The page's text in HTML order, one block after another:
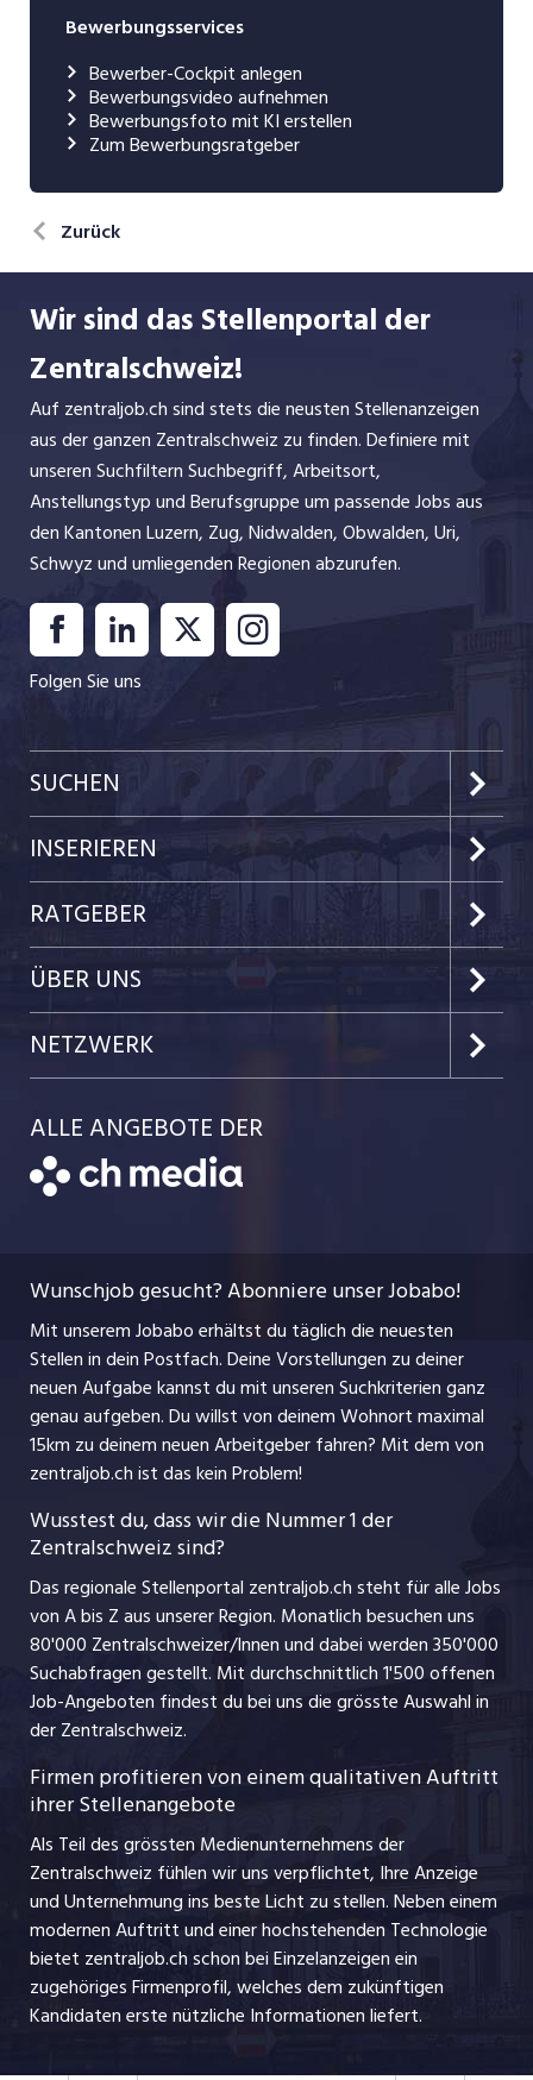
Bewerbungsservices
Bewerber-Cockpit anlegen
Bewerbungsvideo aufnehmen
Bewerbungsfoto mit KI erstellen
Zum Bewerbungsratgeber
Zurück
Wir sind das Stellenportal der
Zentralschweiz!
Auf zentraljob.ch sind stets die neusten Stellenanzeigen
aus der ganzen Zentralschweiz zu finden. Definiere mit
unseren Suchfiltern Suchbegriff, Arbeitsort,
Anstellungstyp und Berufsgruppe um passende Jobs aus
den Kantonen Luzern, Zug, Nidwalden, Obwalden, Uri,
Schwyz und umliegenden Regionen abzurufen.
Folgen Sie uns
SUCHEN
Kanton Luzern
Kanton Zug
Kanton Nidwalden
Kanton Obwalden
Kanton Schwyz
Festanstellungen
Freelance Jobs
Praktika
Lehrstellen
Ferienjobs
Führungspositionen
Jobline
INSERIEREN
Preise & Leistungen
Kundenlogin
Einzelinserat disponieren
Schnittstelle
Bewerber-Cockpit
RATGEBER
Job-News
Job-Tipps
Job-Storys
Job-Coach
Bewerbung
ÜBER UNS
Portrait
Jobs bei der CH Media
Nutzungsbedingungen
Impressum
NETZWERK
CH Media
jobbasel.ch
jobbern.ch
jobmittelland.ch
schaffu.ch (VS)
ajourjob.ch
ALLE ANGEBOTE DER
Wunschjob gesucht? Abonniere unser Jobabo!
Mit unserem Jobabo erhältst du täglich die neuesten
Stellen in dein Postfach. Deine Vorstellungen zu deiner
neuen Aufgabe kannst du mit unseren Suchkriterien ganz
genau aufgeben. Du willst von deinem Wohnort maximal
15km zu deinem neuen Arbeitgeber fahren? Mit demvon
zentraljob.ch ist das kein Problem!
Wusstest du, dass wir die Nummer 1 der
Zentralschweiz sind?
Das regionale Stellenportal zentraljob.ch steht für alle Jobs
von A bis Z aus unserer Region. Monatlich besuchen uns
80'000 Zentralschweizer/Innen und dabei werden 350'000
Suchabfragen gestellt. Mit durchschnittlich 1'500 offenen
Job-Angeboten findest du bei uns die grösste Auswahl in
der Zentralschweiz.
Firmen profitieren von einem qualitativen Auftritt
ihrer Stellenangebote
Als Teil des grössten Medienunternehmens der
Zentralschweiz fühlen wir uns verpflichtet, Ihre Anzeige
und Unternehmung ins beste Licht zu stellen. Neben einem
modernen Auftritt und einer hochstehenden Technologie
bietet zentraljob.ch schon bei Einzelanzeigen ein
zugehöriges Firmenprofil, welches dem zukünftigen
Kandidaten erste nützliche Informationen liefert.